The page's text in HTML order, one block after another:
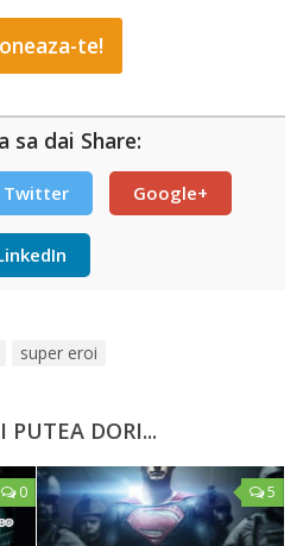
sa dai Share:
Twitter Google+
super eroi
PUTEA DORI...
0 5